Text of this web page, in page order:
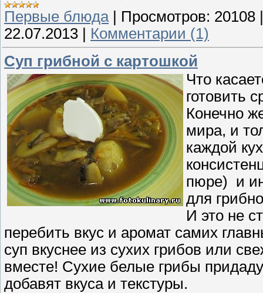
Первые блюда | Просмотров: 20108
22.07.2013 | Комментарии (1)
Суп грибной с картошкой
Что
готовить
Конечно
мира, и
каждой
пюре) и
для
И это не
перебить вкус и аромат самих
суп вкуснее из сухих грибов или
вместе! Сухие белые грибы
добавят вкуса и текстуры.